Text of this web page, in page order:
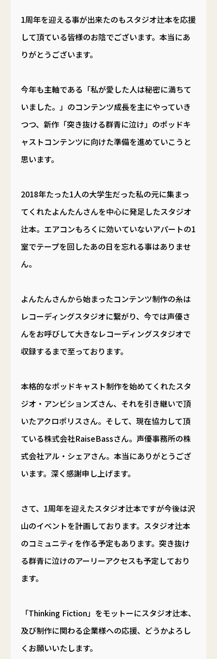
1周年を迎える事が出来たのもスタジオ辻本を応援
して頂ている皆様のお陰でございます。本当にあ
りがとうございます。
今年も主軸である「私が愛した人は秘密に満ちて
いました。」のコンテンツ成長を主にやっていき
つつ、新作「突き抜ける群青に泣け」のポッドキ
ャストコンテンツに向けた準備を進めていこうと
思います。
2018年たった1人の大学生だった私の元に集まっ
てくれたよんたんさんを中心に発足したスタジオ
辻本。エアコンもろくに効いていないアパートの1
室でテープを回したあの日を忘れる事はありませ
ん。
よんたんさんから始まったコンテンツ制作の糸は
レコーディングスタジオに繋がり、今では声優さ
んをお呼びして大きなレコーディングスタジオで
収録するまで至っております。
本格的なポッドキャスト制作を始めてくれたスタ
ジオ・アンビションズさん、それを引き継いで頂
いたアクロポリスさん。そして、現在協力して頂
ている株式会社RaiseBassさん。声優事務所の株
式会社アル・シェアさん。本当にありがとうござ
います。深く感謝申し上げます。
さて、1周年を迎えたスタジオ辻本ですが今後は沢
山のイベントを計画しております。スタジオ辻本
のコミュニティを作る予定もあります。突き抜け
る群青に泣けのアーリーアクセスも予定しており
ます。
「Thinking Fiction」をモットーにスタジオ辻本、
及び制作に関わる企業様への応援、どうかよろし
くお願いいたします。